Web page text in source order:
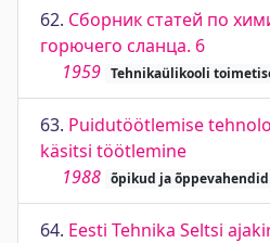
62. Сборник статей по
горючего сланца. 6
1959 Tehnikaülikooli
63. Puidutöötlemise
käsitsi töötlemine
1988 õpikud ja õppevahendid
64. Eesti Tehnika Seltsi